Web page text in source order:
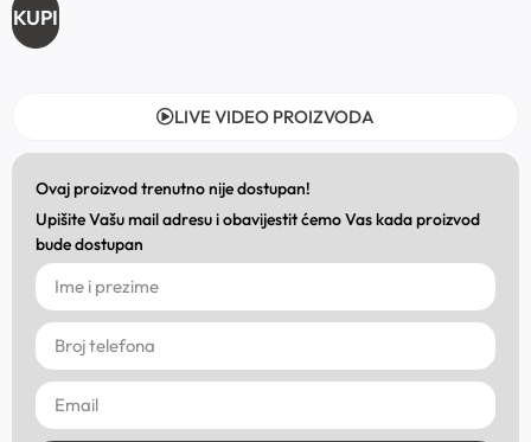
KUPI
LIVE VIDEO PROIZVODA
Ovaj proizvod trenutno nije dostupan!
Upišite Vašu mail adresu i obavijestit ćemo Vas kada proizvod
bude dostupan